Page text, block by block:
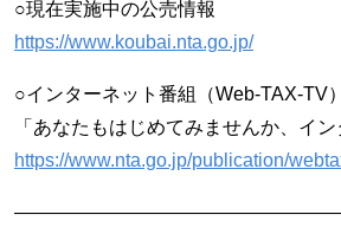
○現在実施中の公売情報
https://www.koubai.nta.go.jp/
○インターネット番組（Web-TAX-TV）
「あなたもはじめてみませんか、イン
https://www.nta.go.jp/publication/